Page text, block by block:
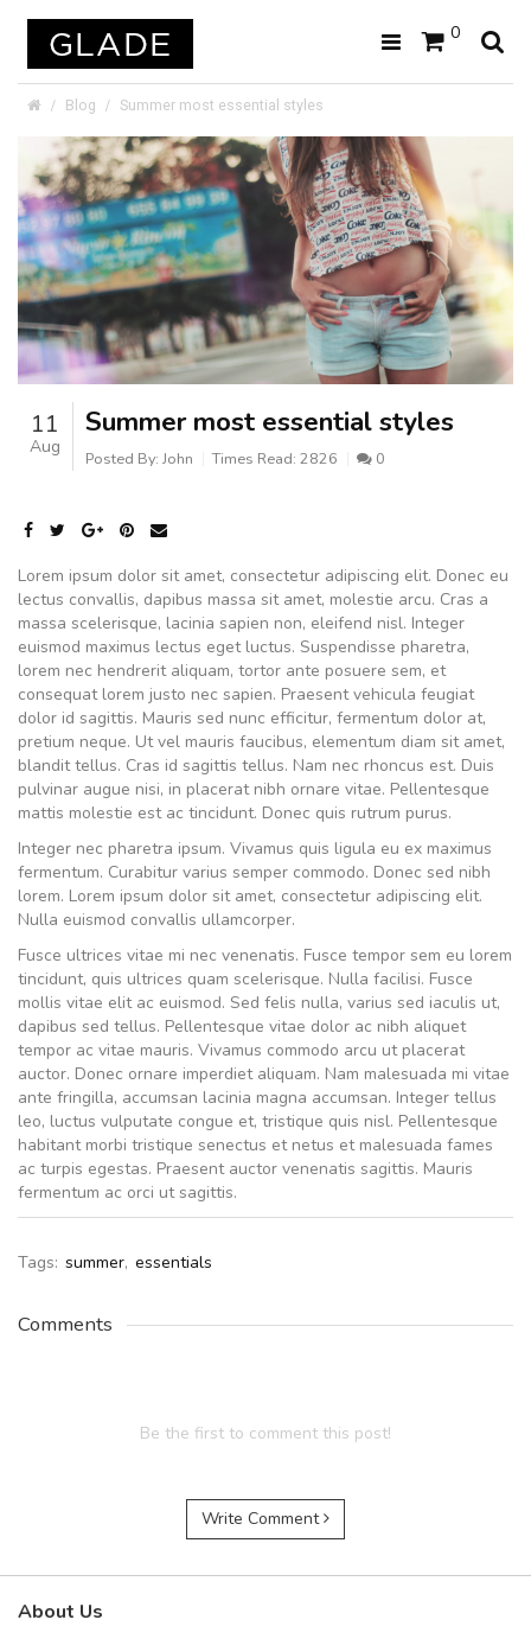
0
Blog Summer most essential styles
11
Aug
Summer most essential styles
Posted By: John Times Read: 2826 0
Lorem ipsum dolor sit amet, consectetur adipiscing elit. Donec eu
lectus convallis, dapibus massa sit amet, molestie arcu. Cras a
massa scelerisque, lacinia sapien non, eleifend nisl. Integer
euismod maximus lectus eget luctus. Suspendisse pharetra,
lorem nec hendrerit aliquam, tortor ante posuere sem, et
consequat lorem justo nec sapien. Praesent vehicula feugiat
dolor id sagittis. Mauris sed nunc efficitur, fermentum dolor at,
pretium neque. Ut vel mauris faucibus, elementum diam sit amet,
blandit tellus. Cras id sagittis tellus. Nam nec rhoncus est. Duis
pulvinar augue nisi, in placerat nibh ornare vitae. Pellentesque
mattis molestie est ac tincidunt. Donec quis rutrum purus.
Integer nec pharetra ipsum. Vivamus quis ligula eu ex maximus
fermentum. Curabitur varius semper commodo. Donec sed nibh
lorem. Lorem ipsum dolor sit amet, consectetur adipiscing elit.
Nulla euismod convallis ullamcorper.
Fusce ultrices vitae mi nec venenatis. Fusce tempor sem eu lorem
tincidunt, quis ultrices quam scelerisque. Nulla facilisi. Fusce
mollis vitae elit ac euismod. Sed felis nulla, varius sed iaculis ut,
dapibus sed tellus. Pellentesque vitae dolor ac nibh aliquet
tempor ac vitae mauris. Vivamus commodo arcu ut placerat
auctor. Donec ornare imperdiet aliquam. Nam malesuada mi vitae
ante fringilla, accumsan lacinia magna accumsan. Integer tellus
leo, luctus vulputate congue et, tristique quis nisl. Pellentesque
habitant morbi tristique senectus et netus et malesuada fames
ac turpis egestas. Praesent auctor venenatis sagittis. Mauris
fermentum ac orci ut sagittis.
Tags: summer, essentials
Comments
Be the first to comment this post!
Write Comment
About Us